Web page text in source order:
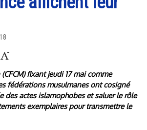
fixant jeudi 17 mai comme
fédérations musulmanes ont cosigné
actes islamophobes et saluer le rôle
exemplaires pour transmettre le